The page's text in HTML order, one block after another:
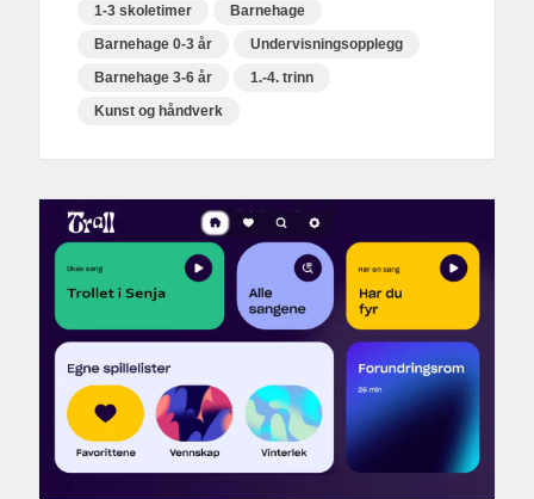
1-3 skoletimer
Barnehage
Barnehage 0-3 år
Undervisningsopplegg
Barnehage 3-6 år
1.-4. trinn
Kunst og håndverk